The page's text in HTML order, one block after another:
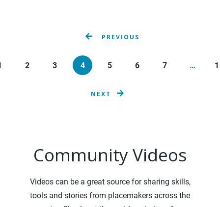
PREVIOUS
2 3 4 5 6 7 …
NEXT
Community Videos
Videos can be a great source for sharing skills,
tools and stories from placemakers across the